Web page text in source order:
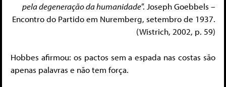
pela degeneração da humanidade”. Joseph Goebbels –
Encontro do Partido em Nuremberg, setembro de 1937.
(Wistrich, 2002, p. 59)
Hobbes afirmou: os pactos sem a espada nas costas são
apenas palavras e não tem força.